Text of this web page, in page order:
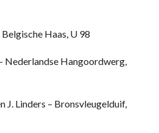
Haas, U 98
Nederlandse Hangoordwerg,
J. Linders – Bronsvleugelduif,